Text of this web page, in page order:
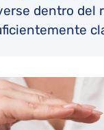
dentro del